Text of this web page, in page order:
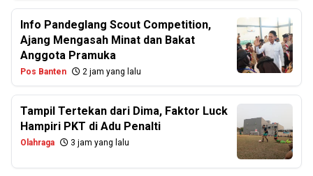
Info Pandeglang Scout Competition,
Ajang Mengasah Minat dan Bakat
Anggota Pramuka
Pos Banten 2 jam yang lalu
Tampil Tertekan dari Dima, Faktor Luck
Hampiri PKT di Adu Penalti
Olahraga 3 jam yang lalu